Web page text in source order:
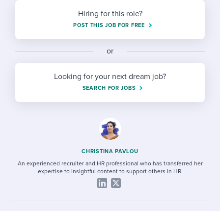
Maintaining hiring pipelines
Ensuring compliance
Finding and attracting people
Digitizing work processes
Candidate/employee experiences
Policy templates
Step-by-step tutorials
Free ebooks & reports
Pay & benefits
Career development
Modern working life
Request a demo
Start a free trial
Hiring for this role?
POST THIS JOB FOR FREE
or
Looking for your next dream job?
SEARCH FOR JOBS
CHRISTINA PAVLOU
An experienced recruiter and HR professional who has transferred her
expertise to insightful content to support others in HR.